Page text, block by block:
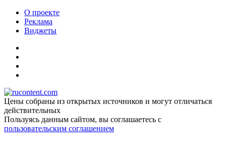
О проекте
Реклама
Виджеты
Цены собраны из открытых источников и могут отличаться
действительных
Пользуясь данным сайтом, вы соглашаетесь c
пользовательским соглашением